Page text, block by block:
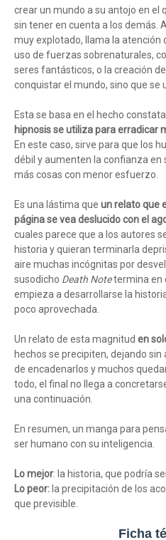
crear un mundo a su antojo en el
sin tener en cuenta a los demás.
muy explotado, llama la atención
uso de fuerzas sobrenaturales,
seres fantásticos, o la creación
conquistar el mundo, sino que se
Esta se basa en el hecho
hipnosis se utiliza para erradicar
En este caso, sirve para que los
débil y aumenten la confianza en
más cosas con menor esfuerzo.
Es una lástima que un relato que
página se vea deslucido con el
cuales parece que a los autores
historia y quieran terminarla
aire muchas incógnitas por
susodicho Death Notetermina en
empieza a desarrollarse la
poco aprovechada.
Un relato de esta magnitud en
hechos se precipiten, dejando
de encadenarlos y muchos
todo, el final no llega a
una continuación.
En resumen, un manga para
ser humano con su inteligencia.
Lo mejor: la historia, que podría
Lo peor: la precipitación de los
que previsible.
Ficha